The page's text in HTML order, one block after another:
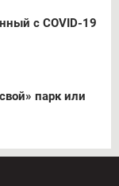
с COVID-19
парк или